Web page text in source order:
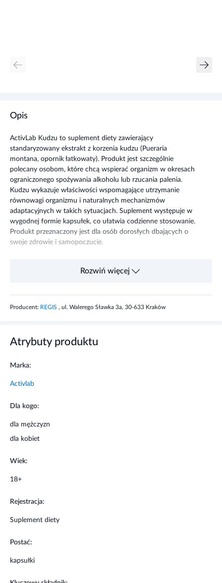
Opis
ActivLab Kudzu to suplement diety zawierający
standaryzowany ekstrakt z korzenia kudzu (Pueraria
montana, opornik łatkowaty). Produkt jest szczególnie
polecany osobom, które chcą wspierać organizm w okresach
ograniczonego spożywania alkoholu lub rzucania palenia.
Kudzu wykazuje właściwości wspomagające utrzymanie
równowagi organizmu i naturalnych mechanizmów
adaptacyjnych w takich sytuacjach. Suplement występuje w
wygodnej formie kapsułek, co ułatwia codzienne stosowanie.
Produkt przeznaczony jest dla osób dorosłych dbających o
swoje zdrowie i samopoczucie.
(żelatyna, barwnik: tlenki i wodorotlenki żelaza), substancja
przeciwzbrylająca: sole magnezowe kwasów
Właściwości składników
Korzeń kudzu
cukrzycy, gorączki, nudności oraz migren.
Może wspomagać obniżanie podwyższonego ciśnienia
wspiera prawidłowe funkcjonowanie układu
i pueraryna, pomagają ograniczać spożycie alkoholu.
Genisteina zawarta w korzeniu kudzu pobudza wydzielanie
Rozwiń więcej
Producent: REGIS , ul. Walerego Sławka 3a, 30-633 Kraków
Atrybuty produktu
Marka:
Activlab
Dla kogo:
dla mężczyzn
dla kobiet
Wiek:
18+
Rejestracja:
Suplement diety
Postać:
kapsułki